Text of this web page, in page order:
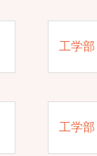
工学
工学